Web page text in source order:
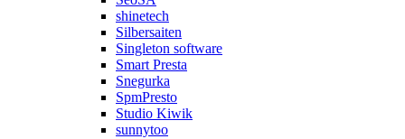
shinetech
Silbersaiten
Singleton software
Smart Presta
Snegurka
SpmPresto
Studio Kiwik
sunnytoo